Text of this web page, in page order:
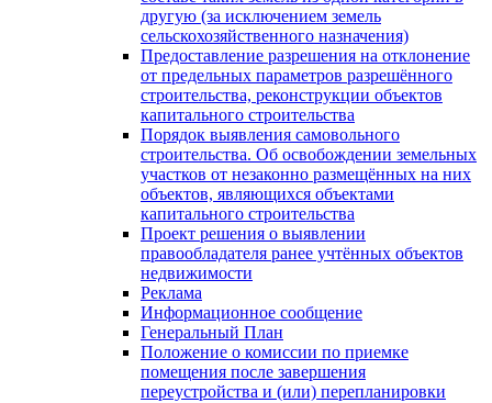
другую (за исключением земель
сельскохозяйственного назначения)
Предоставление разрешения на отклонение
от предельных параметров разрешённого
строительства, реконструкции объектов
капитального строительства
Порядок выявления самовольного
строительства. Об освобождении земельных
участков от незаконно размещённых на них
объектов, являющихся объектами
капитального строительства
Проект решения о выявлении
правообладателя ранее учтённых объектов
недвижимости
Реклама
Информационное сообщение
Генеральный План
Положение о комиссии по приемке
помещения после завершения
переустройства и (или) перепланировки